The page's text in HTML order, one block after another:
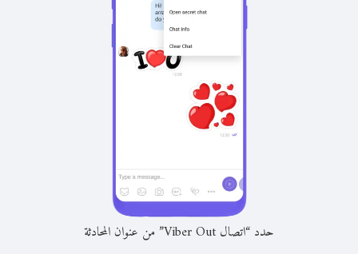
حدد “اتصال Viber Out” من عنوان المحادثة